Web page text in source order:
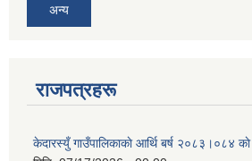
अन्य
राजपत्रहरू
केदारस्युँ गाउँपालिकाकाे आर्थि बर्ष २०८३।०८४